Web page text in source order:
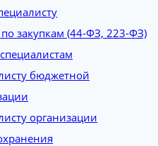
закупкам (44-ФЗ, 223-ФЗ)
бюджетной
организации